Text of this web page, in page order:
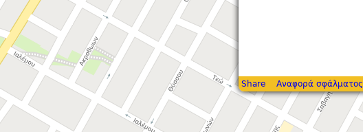
Share Αναφορά σφάλματος